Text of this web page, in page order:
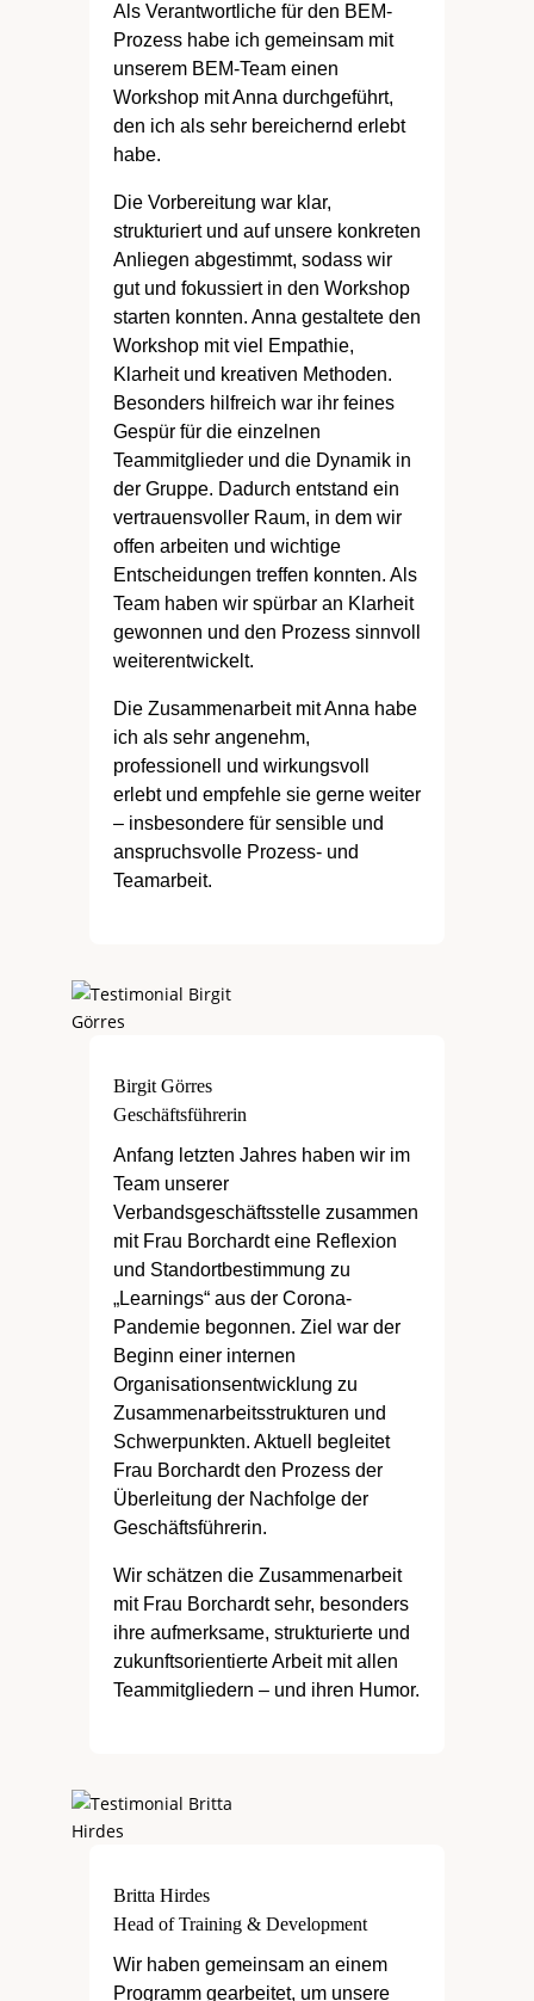
Als Verantwortliche für den BEM-
Prozess habe ich gemeinsam mit
unserem BEM-Team einen
Workshop mit Anna durchgeführt,
den ich als sehr bereichernd erlebt
habe.
Die Vorbereitung war klar,
strukturiert und auf unsere konkreten
Anliegen abgestimmt, sodass wir
gut und fokussiert in den Workshop
starten konnten. Anna gestaltete den
Workshop mit viel Empathie,
Klarheit und kreativen Methoden.
Besonders hilfreich war ihr feines
Gespür für die einzelnen
Teammitglieder und die Dynamik in
der Gruppe. Dadurch entstand ein
vertrauensvoller Raum, in dem wir
offen arbeiten und wichtige
Entscheidungen treffen konnten. Als
Team haben wir spürbar an Klarheit
gewonnen und den Prozess sinnvoll
weiterentwickelt.
Die Zusammenarbeit mit Anna habe
ich als sehr angenehm,
professionell und wirkungsvoll
erlebt und empfehle sie gerne weiter
– insbesondere für sensible und
anspruchsvolle Prozess- und
Teamarbeit.
Birgit Görres
Geschäftsführerin
Anfang letzten Jahres haben wir im
Team unserer
Verbandsgeschäftsstelle zusammen
mit Frau Borchardt eine Reflexion
und Standortbestimmung zu
„Learnings“ aus der Corona-
Pandemie begonnen. Ziel war der
Beginn einer internen
Organisationsentwicklung zu
Zusammenarbeitsstrukturen und
Schwerpunkten. Aktuell begleitet
Frau Borchardt den Prozess der
Überleitung der Nachfolge der
Geschäftsführerin.
Wir schätzen die Zusammenarbeit
mit Frau Borchardt sehr, besonders
ihre aufmerksame, strukturierte und
zukunftsorientierte Arbeit mit allen
Teammitgliedern – und ihren Humor.
Britta Hirdes
Head of Training & Development
Wir haben gemeinsam an einem
Programm gearbeitet, um unsere